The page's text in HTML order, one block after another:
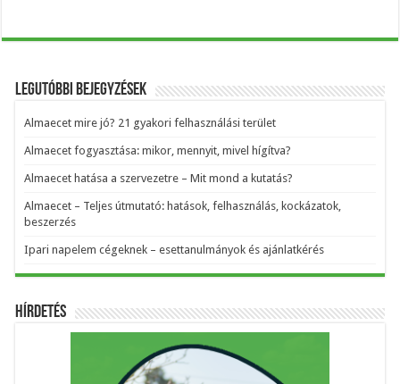
Legutóbbi bejegyzések
Almaecet mire jó? 21 gyakori felhasználási terület
Almaecet fogyasztása: mikor, mennyit, mivel hígítva?
Almaecet hatása a szervezetre – Mit mond a kutatás?
Almaecet – Teljes útmutató: hatások, felhasználás, kockázatok,
beszerzés
Ipari napelem cégeknek – esettanulmányok és ajánlatkérés
Hírdetés